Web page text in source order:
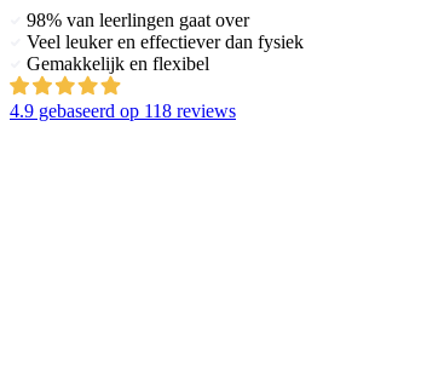
98% van leerlingen gaat over
Veel leuker en effectiever dan fysiek
Gemakkelijk en flexibel
4.9 gebaseerd op 118 reviews